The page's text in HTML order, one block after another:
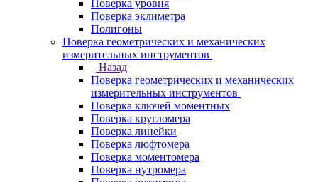
Поверка уровня
Поверка эклиметра
Полигоны
Поверка геометрических и механических
измерительных инструментов
Назад
Поверка геометрических и механических
измерительных инструментов
Поверка ключей моментных
Поверка кругломера
Поверка линейки
Поверка люфтомера
Поверка моментомера
Поверка нутромера